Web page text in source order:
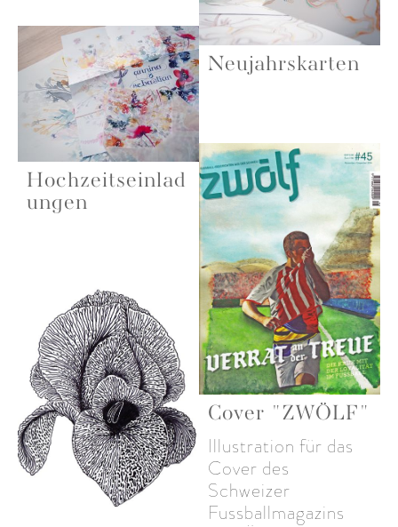
Neujahrskarten
Hochzeitseinlad
ungen
Cover "ZWÖLF"
Illustration für das
Cover des
Schweizer
Fussballmagazins